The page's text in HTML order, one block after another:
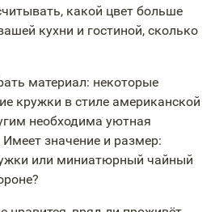
какой цвет больше
кухни и гостиной, сколько
материал: некоторые
кружки в стиле американской
необходима уютная
значение и размер:
или миниатюрный чайный